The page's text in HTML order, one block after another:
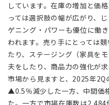
しています。在庫の増加と価
っては選択肢の幅が広がり、
ゲニング・パワーも優位に働
われます。売り手にとっては
たり、ステージング（家具を
夫をしたり、商品力の強化が
市場から見ますと、2025年
▲0.5％減少した一方、中間価
た。一方で市場在庫数は